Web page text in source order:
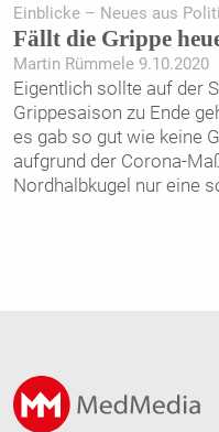
Einblicke – Neues aus
Fällt die Grippe
Martin Rümmele 9.10.2020
Eigentlich sollte auf der
Grippesaison zu Ende
es gab so gut wie keine
aufgrund der Corona-
Nordhalbkugel nur eine